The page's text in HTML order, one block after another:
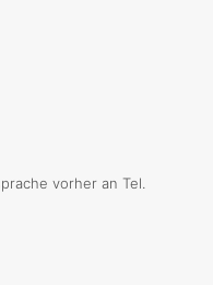
vorher an Tel.